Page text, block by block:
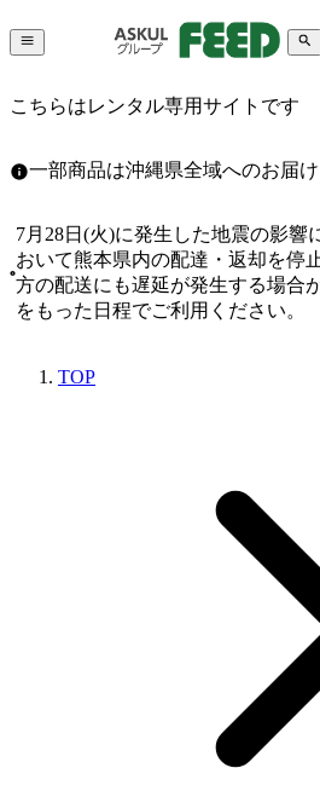
こちらはレンタル専用サイトです
一部商品は沖縄県全域へのお届
7月28日(火)に発生した地震の影響
おいて熊本県内の配達・返却を停
方の配送にも遅延が発生する場合
をもった日程でご利用ください。
TOP